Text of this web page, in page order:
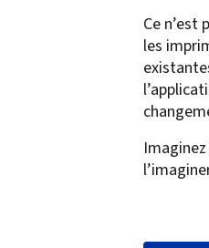
Ce
les